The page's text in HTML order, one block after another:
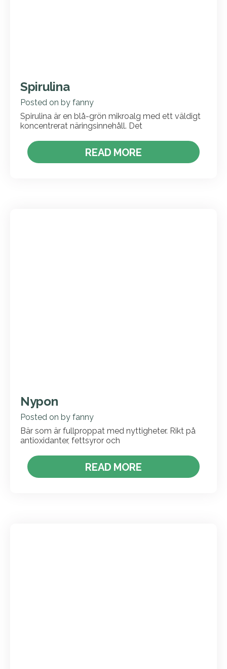
Spirulina
Posted on by fanny
Spirulina är en blå-grön mikroalg med ett väldigt
koncentrerat näringsinnehåll. Det
READ MORE
Nypon
Posted on by fanny
Bär som är fullproppat med nyttigheter. Rikt på
antioxidanter, fettsyror och
READ MORE